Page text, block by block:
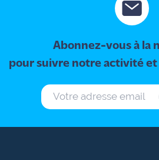
Abonnez-vous à la
pour suivre notre activité